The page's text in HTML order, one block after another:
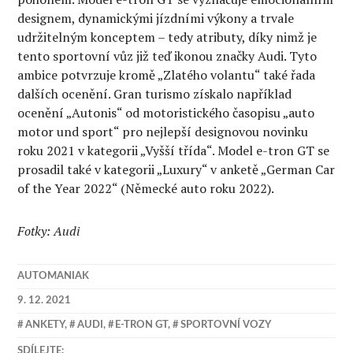
designem, dynamickými jízdními výkony a trvale
udržitelným konceptem – tedy atributy, díky nimž je
tento sportovní vůz již teď ikonou značky Audi. Tyto
ambice potvrzuje kromě „Zlatého volantu“ také řada
dalších ocenění. Gran turismo získalo například
ocenění „Autonis“ od motoristického časopisu „auto
motor und sport“ pro nejlepší designovou novinku
roku 2021 v kategorii „Vyšší třída“. Model e-tron GT se
prosadil také v kategorii „Luxury“ v anketě „German Car
of the Year 2022“ (Německé auto roku 2022).
Fotky: Audi
AUTOMANIAK
9. 12. 2021
ANKETY, AUDI , E-TRON GT, SPORTOVNÍ VOZY